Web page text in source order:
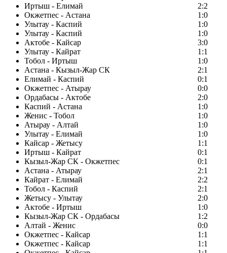
Иртыш - Елимай
2:2
Окжетпес - Астана
1:0
Улытау - Каспий
1:0
Улытау - Каспий
1:0
Актобе - Кайсар
3:0
Улытау - Кайрат
1:1
Тобол - Иртыш
1:0
Астана - Кызыл-Жар СК
2:1
Елимай - Каспий
0:1
Окжетпес - Атырау
0:0
Ордабасы - Актобе
2:0
Каспий - Астана
1:0
Женис - Тобол
1:0
Атырау - Алтай
1:0
Улытау - Елимай
1:0
Кайсар - Жетысу
1:1
Иртыш - Кайрат
0:1
Кызыл-Жар СК - Окжетпес
0:1
Астана - Атырау
2:1
Кайрат - Елимай
2:2
Тобол - Каспий
2:1
Жетысу - Улытау
2:0
Актобе - Иртыш
1:0
Кызыл-Жар СК - Ордабасы
1:2
Алтай - Женис
0:0
Окжетпес - Кайсар
1:1
Окжетпес - Кайсар
1:1